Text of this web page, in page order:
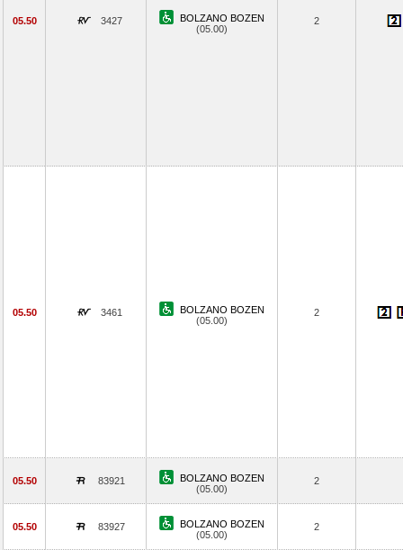
05.50 3427
BOLZANO BOZEN
(05.00)
2
05.50 3461
BOLZANO BOZEN
(05.00)
2
05.50 83921
BOLZANO BOZEN
(05.00)
2
05.50 83927
BOLZANO BOZEN
(05.00)
2